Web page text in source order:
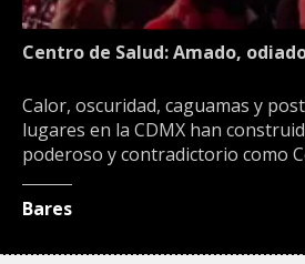
Centro de Salud: Amado,
Calor, oscuridad, caguamas y
lugares en la CDMX han
poderoso y contradictorio como
Bares